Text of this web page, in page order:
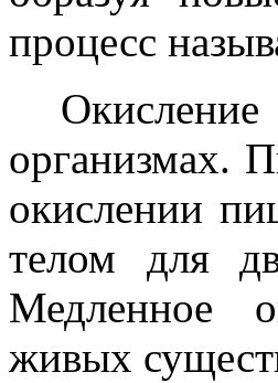
процесс
организмах.
окислении
телом для
Медленное
живых